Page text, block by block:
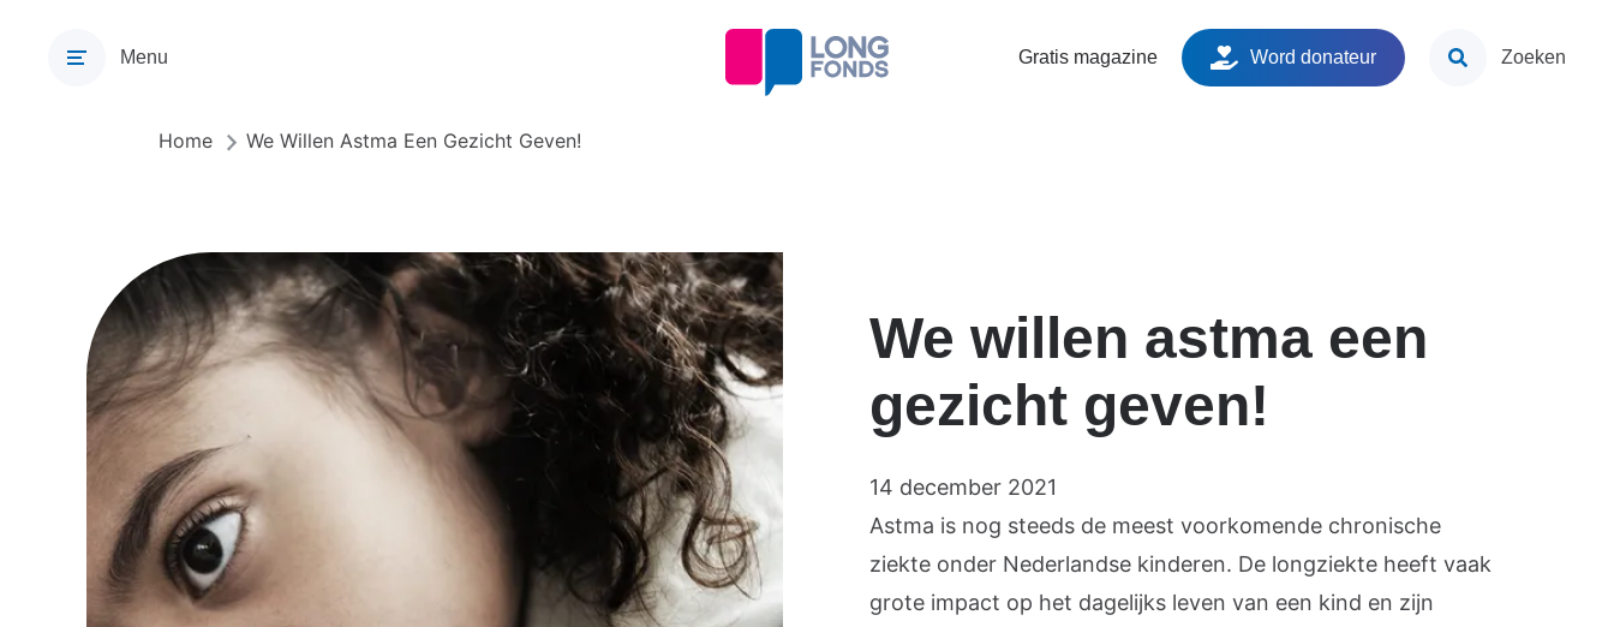
Menu Gratis magazine Word donateur Zoeken
Kruimelpad
Home We Willen Astma Een Gezicht Geven!
We willen astma een
gezicht geven!
14 december 2021
Astma is nog steeds de meest voorkomende chronische
ziekte onder Nederlandse kinderen. De longziekte heeft vaak
grote impact op het dagelijks leven van een kind en zijn